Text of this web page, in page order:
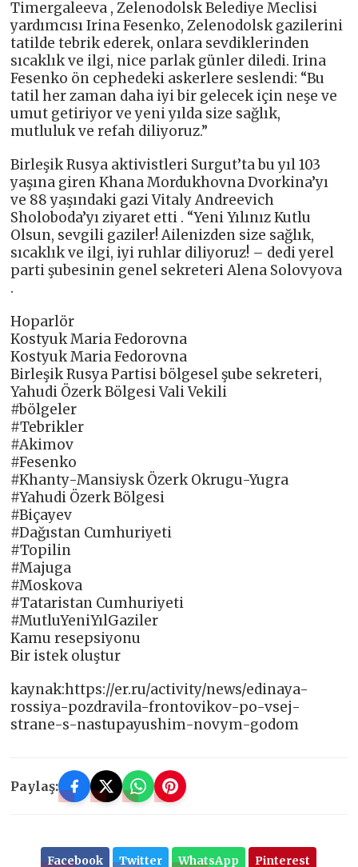
Timergaleeva , Zelenodolsk Belediye Meclisi
yardımcısı Irina Fesenko, Zelenodolsk gazilerini
tatilde tebrik ederek, onlara sevdiklerinden
sıcaklık ve ilgi, nice parlak günler diledi. Irina
Fesenko ön cephedeki askerlere seslendi: “Bu
tatil her zaman daha iyi bir gelecek için neşe ve
umut getiriyor ve yeni yılda size sağlık,
mutluluk ve refah diliyoruz.”
Birleşik Rusya aktivistleri Surgut’ta bu yıl 103
yaşına giren Khana Mordukhovna Dvorkina’yı
ve 88 yaşındaki gazi Vitaly Andreevich
Sholoboda’yı ziyaret etti . “Yeni Yılınız Kutlu
Olsun, sevgili gaziler! Ailenizden size sağlık,
sıcaklık ve ilgi, iyi ruhlar diliyoruz! – dedi yerel
parti şubesinin genel sekreteri Alena Solovyova
.
Hoparlör
Kostyuk Maria Fedorovna
Kostyuk Maria Fedorovna
Birleşik Rusya Partisi bölgesel şube sekreteri,
Yahudi Özerk Bölgesi Vali Vekili
#bölgeler
#Tebrikler
#Akimov
#Fesenko
#Khanty-Mansiysk Özerk Okrugu-Yugra
#Yahudi Özerk Bölgesi
#Biçayev
#Dağıstan Cumhuriyeti
#Topilin
#Majuga
#Moskova
#Tataristan Cumhuriyeti
#MutluYeniYılGaziler
Kamu resepsiyonu
Bir istek oluştur
kaynak:https://er.ru/activity/news/edinaya-
rossiya-pozdravila-frontovikov-po-vsej-
strane-s-nastupayushim-novym-godom
Paylaş:
Facebook Twitter WhatsApp Pinterest